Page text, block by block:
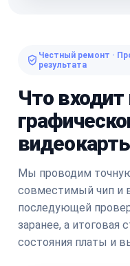
Честный ремонт ·
результата
Что
Мы проводим
совместимый чип и
последующей
заранее, а итоговая
состояния платы и